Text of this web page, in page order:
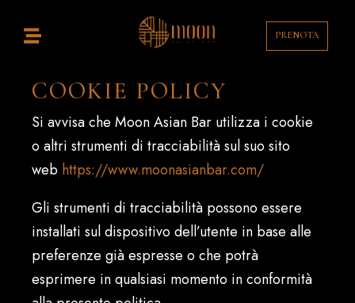
PRENOTA
COOKIE POLICY
Si avvisa che Moon Asian Bar utilizza i cookie
o altri strumenti di tracciabilità sul suo sito
web https://www.moonasianbar.com/
Gli strumenti di tracciabilità possono essere
installati sul dispositivo dell’utente in base alle
preferenze già espresse o che potrà
esprimere in qualsiasi momento in conformità